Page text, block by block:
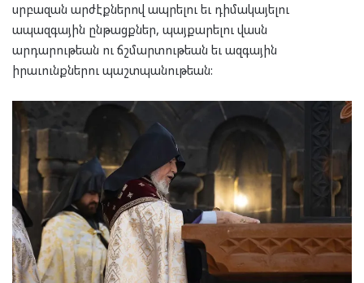
սրբազան արժէքներով ապրելու եւ դիմակայելու
ապազգային ընթացքներ, պայքարելու վասն
արդարութեան ու ճշմարտութեան եւ ազգային
իրաւունքներու պաշտպանութեան: